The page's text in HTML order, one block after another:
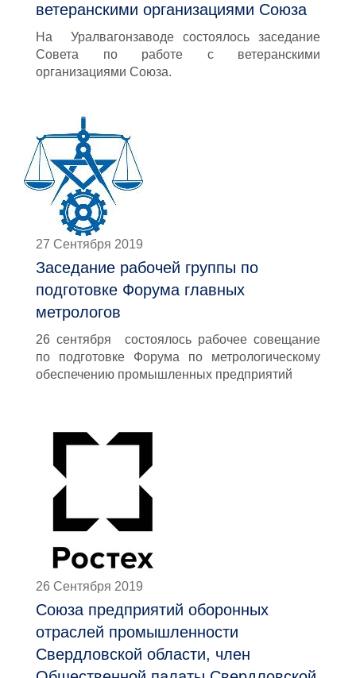
ветеранскими организациями Союза
На Уралвагонзаводе состоялось заседание
Совета по работе с ветеранскими
организациями Союза.
27 Сентября 2019
Заседание рабочей группы по
подготовке Форума главных
метрологов
26 сентября состоялось рабочее совещание
по подготовке Форума по метрологическому
обеспечению промышленных предприятий
26 Сентября 2019
Союза предприятий оборонных
отраслей промышленности
Свердловской области, член